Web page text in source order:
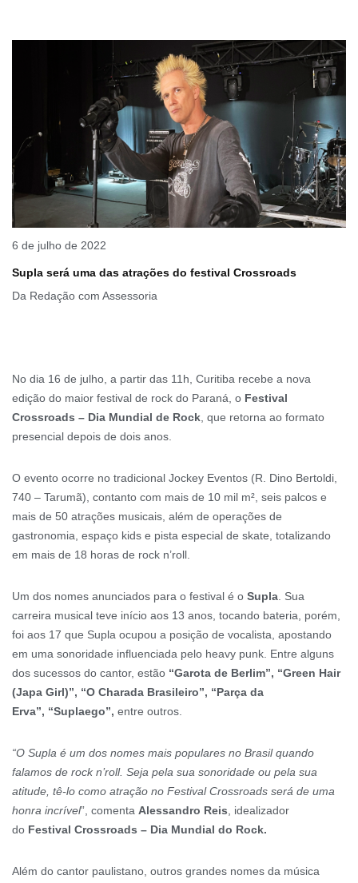
6 de julho de 2022
Supla será uma das atrações do festival Crossroads
Da Redação com Assessoria
No dia 16 de julho, a partir das 11h, Curitiba recebe a nova
edição do maior festival de rock do Paraná, o Festival
Crossroads – Dia Mundial de Rock , que retorna ao formato
presencial depois de dois anos.
O evento ocorre no tradicional Jockey Eventos (R. Dino Bertoldi,
740 – Tarumã), contanto com mais de 10 mil m², seis palcos e
mais de 50 atrações musicais, além de operações de
gastronomia, espaço kids e pista especial de skate, totalizando
em mais de 18 horas de rock n’roll.
Um dos nomes anunciados para o festival é o Supla . Sua
carreira musical teve início aos 13 anos, tocando bateria, porém,
foi aos 17 que Supla ocupou a posição de vocalista, apostando
em uma sonoridade influenciada pelo heavy punk. Entre alguns
dos sucessos do cantor, estão “Garota de Berlim”, “Green Hair
(Japa Girl)”, “O Charada Brasileiro”, “Parça da
Erva”, “Suplaego”, entre outros.
“O Supla é um dos nomes mais populares no Brasil quando
falamos de rock n’roll. Seja pela sua sonoridade ou pela sua
atitude, tê-lo como atração no Festival Crossroads será de uma
honra incrível”, comenta Alessandro Reis , idealizador
do Festival Crossroads – Dia Mundial do Rock.
Além do cantor paulistano, outros grandes nomes da música